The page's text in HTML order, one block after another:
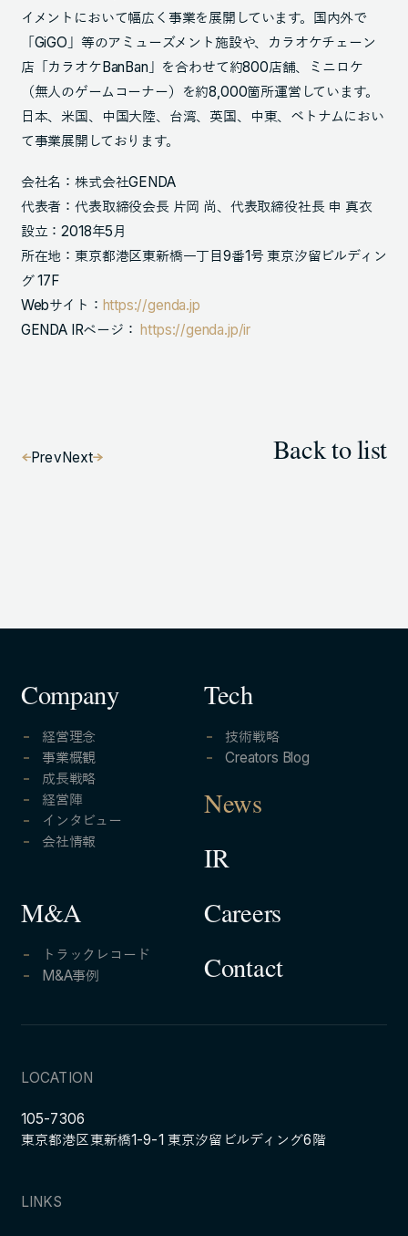
イメントにおいて幅広く事業を展開しています。国内外で
「GiGO」等のアミューズメント施設や、カラオケチェーン
店「カラオケBanBan」を合わせて約800店舗、ミニロケ
（無人のゲームコーナー）を約8,000箇所運営しています。
日本、米国、中国大陸、台湾、英国、中東、ベトナムにおい
て事業展開しております。
会社名：株式会社GENDA
代表者：代表取締役会長 片岡 尚、代表取締役社長 申 真衣
設立：2018年5月
所在地：東京都港区東新橋一丁目9番1号 東京汐留ビルディン
グ 17F
Webサイト： https://genda.jp
GENDA IRページ：https://genda.jp/ir
PrevNext Back to list
Company
経営理念
事業概観
成長戦略
経営陣
インタビュー
会社情報
M&A
トラックレコード
M&A事例
Tech
技術戦略
Creators Blog
News
IR
Careers
Contact
LOCATION
105-7306
東京都港区東新橋1-9-1 東京汐留ビルディング6階
LINKS